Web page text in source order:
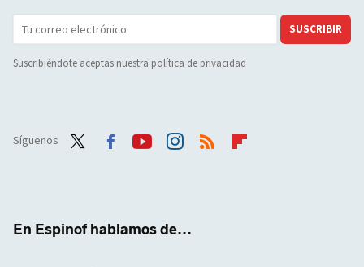
SUSCRIBIR
Suscribiéndote aceptas nuestra política de privacidad
Síguenos
En Espinof hablamos de...